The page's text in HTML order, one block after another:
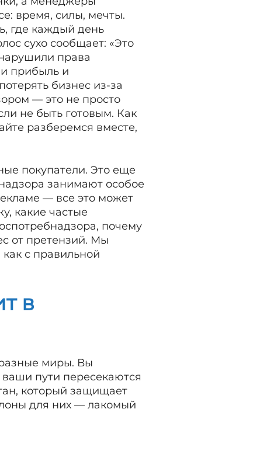
время, силы, мечты.
где каждый день
сухо сообщает: «Это
права
прибыль и
бизнес из-за
— это не просто
не быть готовым. Как
разберемся вместе,
покупатели. Это еще
занимают особое
— все это может
какие частые
почему
от претензий. Мы
с правильной
в
миры. Вы
пути пересекаются
который защищает
для них — лакомый